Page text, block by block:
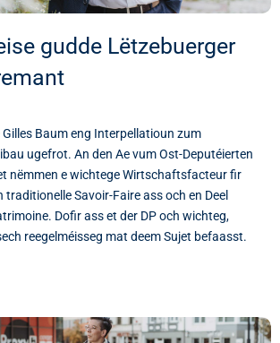
gudde Lëtzebuerger
Gilles Baum eng Interpellatioun zum
ugefrot. An den Ae vum Ost-Deputéierten
nëmmen e wichtege Wirtschaftsfacteur fir
traditionelle Savoir-Faire ass och en Deel
Dofir ass et der DP och wichteg,
reegelméisseg mat deem Sujet befaasst.